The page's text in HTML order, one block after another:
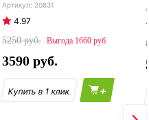
20831
4.97
5250
1660
3590
+